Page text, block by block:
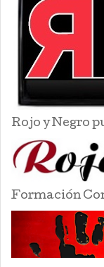
Rojo y Negro
Formación